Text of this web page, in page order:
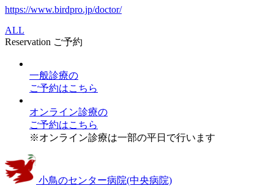
https://www.birdpro.jp/doctor/
ALL
Reservation ご予約
一般診療の
ご予約はこちら
オンライン診療の
ご予約はこちら
※オンライン診療は一部の平日で行います
小鳥のセンター病院(中央病院)